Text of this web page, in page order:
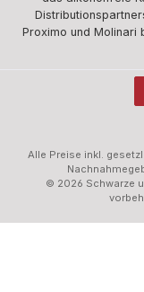
Proximo und Molinari
Alle Preise inkl.
© 2026 Schwarze